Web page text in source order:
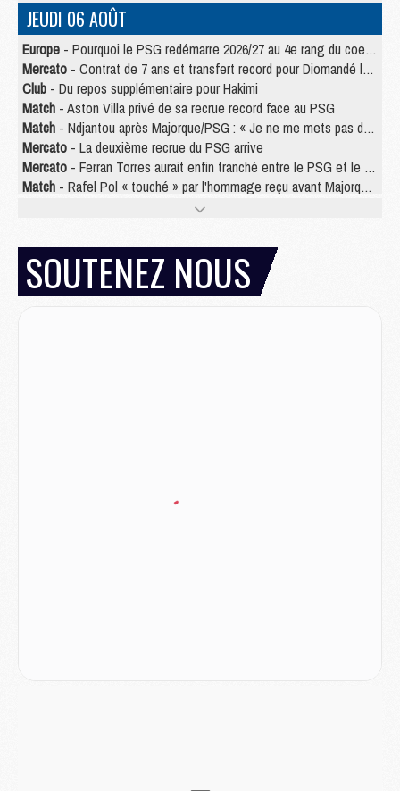
JEUDI 06 AOÛT
Europe - Pourquoi le PSG redémarre 2026/27 au 4e rang du coefficient UEFA
Mercato - Contrat de 7 ans et transfert record pour Diomandé loin du PSG
Club - Du repos supplémentaire pour Hakimi
Match - Aston Villa privé de sa recrue record face au PSG
Match - Ndjantou après Majorque/PSG : « Je ne me mets pas de plafond »
Mercato - La deuxième recrue du PSG arrive
Mercato - Ferran Torres aurait enfin tranché entre le PSG et le Barça
Match - Rafel Pol « touché » par l'hommage reçu avant Majorque/PSG
- Majorque/PSG (3-0), les performances individuelles
MERCREDI 05 AOÛT
Match- Majorque/PSG (3-0), le résumé et les buts en video
SOUTENEZ NOUS